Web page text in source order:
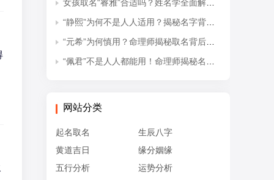
女孩取名“睿雅”合适吗？姓名学全面解读吉凶与禁忌
“静熙”为何不是人人适用？揭秘名字背后的五行失衡与命理隐患
“元希”为何慎用？命理师揭秘取名背后的五行忌讳
“佩君”不是人人都能用！命理师揭秘名字背后的五行杀局与取名禁忌
网站分类
起名取名
生辰八字
黄道吉日
缘分姻缘
五行分析
运势分析